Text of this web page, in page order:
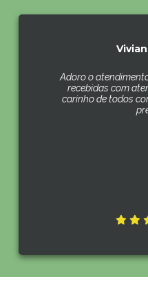
Adoro o
recebidas com
carinho de todos